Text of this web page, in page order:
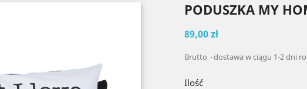
PODUSZKA MY
89,00 zł
Brutto dostawa w ciągu 1-2 dni
Ilość